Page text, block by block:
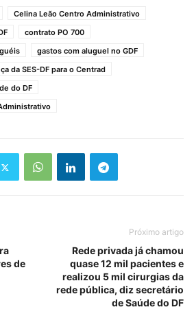
Celina Leão Centro Administrativo
contrato PO 700
gastos com aluguel no GDF
da SES-DF para o Centrad
do DF
de
Próximo artigo
Rede privada já chamou
quase 12 mil pacientes e
realizou 5 mil cirurgias da
rede pública, diz secretário
de Saúde do DF